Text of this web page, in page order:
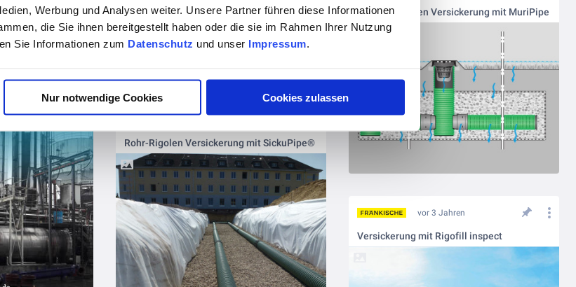
Werbung und Analysen weiter. Unsere Partner führen diese Informationen
die Sie ihnen bereitgestellt haben oder die sie im Rahmen Ihrer Nutzung
Sie Informationen zum Datenschutz und unser Impressum.
Nur notwendige Cookies Cookies zulassen
Mulden-Rigolen Versickerung mit MuriPipe
Rohr-Rigolen Versickerung mit SickuPipe®
vor 3 Jahren
Versickerung mit Rigofill inspect